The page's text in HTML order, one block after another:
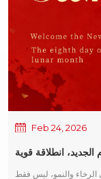
Feb 24, 2026
الجديد، انطلاقة قوية
الرخاء والنمو، ليس فقط